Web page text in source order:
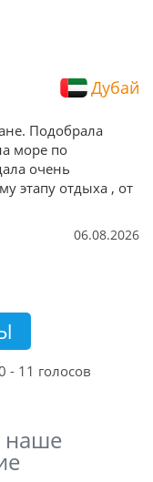
Дубай
Подобрала
море по
очень
этапу отдыха , от
06.08.2026
- 11 голосов
наше